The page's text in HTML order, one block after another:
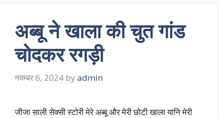
अब्बू ने खाला की चुत गांड
चोदकर रगड़ी
नवम्बर 6, 2024 by admin
जीजा साली सेक्सी स्टोरी मेरे अब्बू और मेरी छोटी खाला यानि मेरी